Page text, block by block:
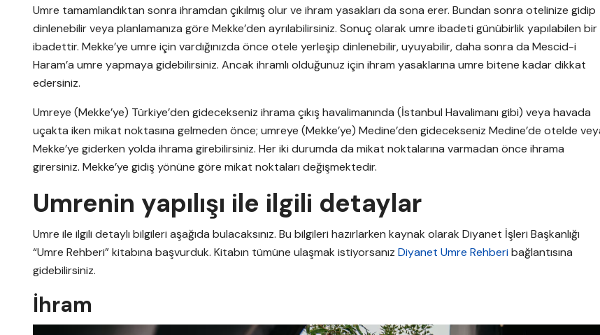
Umre tamamlandıktan sonra ihramdan çıkılmış olur ve ihram yasakları da sona erer. Bundan sonra otelinize gidip
dinlenebilir veya planlamanıza göre Mekke’den ayrılabilirsiniz. Sonuç olarak umre ibadeti günübirlik yapılabilen bir
ibadettir. Mekke’ye umre için vardığınızda önce otele yerleşip dinlenebilir, uyuyabilir, daha sonra da Mescid-i
Haram’a umre yapmaya gidebilirsiniz. Ancak ihramlı olduğunuz için ihram yasaklarına umre bitene kadar dikkat
edersiniz.
Umreye (Mekke’ye) Türkiye’den gidecekseniz ihrama çıkış havalimanında (İstanbul Havalimanı gibi) veya havada
uçakta iken mikat noktasına gelmeden önce; umreye (Mekke’ye) Medine’den gidecekseniz Medine’de otelde
Mekke’ye giderken yolda ihrama girebilirsiniz. Her iki durumda da mikat noktalarına varmadan önce ihrama
girersiniz. Mekke’ye gidiş yönüne göre mikat noktaları değişmektedir.
Umrenin yapılışı ile ilgili detaylar
Umre ile ilgili detaylı bilgileri aşağıda bulacaksınız. Bu bilgileri hazırlarken kaynak olarak Diyanet İşleri Başkanlığı
“Umre Rehberi” kitabına başvurduk. Kitabın tümüne ulaşmak istiyorsanız Diyanet Umre Rehberibağlantısına
gidebilirsiniz.
İhram